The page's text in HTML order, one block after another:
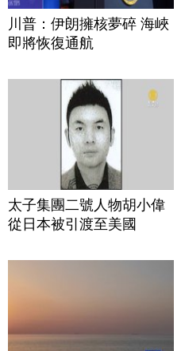
川普：伊朗擁核夢碎 海峽
即將恢復通航
太子集團二號人物胡小偉
從日本被引渡至美國